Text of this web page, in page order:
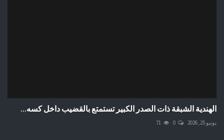
الهندية الشبقة ذات الصدر الكبير تستمتع بالقضيب داخل كسه...
يونيو 25, 2026 0
71